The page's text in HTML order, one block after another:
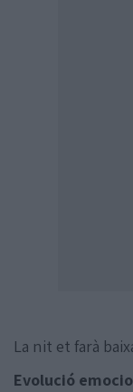
La nit et farà
Evolució